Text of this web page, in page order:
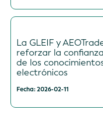
La GLEIF y
reforzar la
de los
electrónicos
Fecha: 2026-02-11